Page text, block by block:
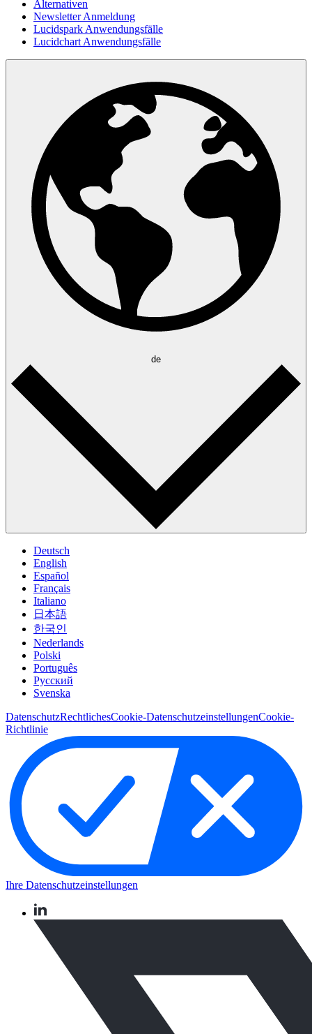
Alternativen
Newsletter Anmeldung
Lucidspark Anwendungsfälle
Lucidchart Anwendungsfälle
de
Deutsch
English
Español
Français
Italiano
日本語
한국인
Nederlands
Polski
Português
Pусский
Svenska
DatenschutzRechtlichesCookie-DatenschutzeinstellungenCookie-
Richtlinie
Ihre Datenschutzeinstellungen